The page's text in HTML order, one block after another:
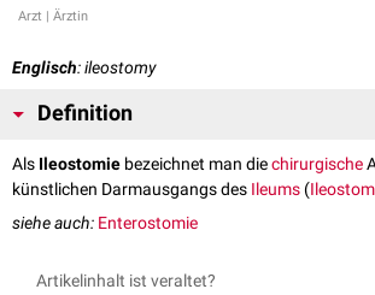
Arzt | Ärztin
Englisch: ileostomy
Definition
Als Ileostomie bezeichnet man diechirurgische
künstlichen Darmausgangs des Ileums (
siehe auch: Enterostomie
Artikelinhalt ist veraltet?